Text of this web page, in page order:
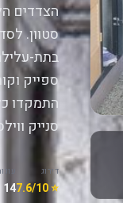
הצדדים
סטוון.
בתת-
ספייק
התמקדו
סנייק
דירוג
⭐ 7.6/10
14